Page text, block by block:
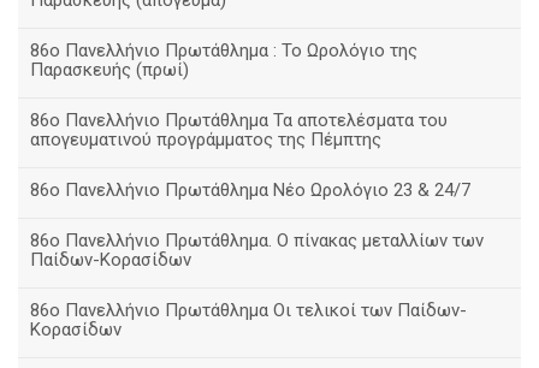
86ο Πανελλήνιο Πρωτάθλημα : Το Ωρολόγιο της
Παρασκευής (πρωί)
86ο Πανελλήνιο Πρωτάθλημα Τα αποτελέσματα του
απογευματινού προγράμματος της Πέμπτης
86ο Πανελλήνιο Πρωτάθλημα Νέο Ωρολόγιο 23 & 24/7
86ο Πανελλήνιο Πρωτάθλημα. Ο πίνακας μεταλλίων των
Παίδων-Κορασίδων
86ο Πανελλήνιο Πρωτάθλημα Οι τελικοί των Παίδων-
Κορασίδων